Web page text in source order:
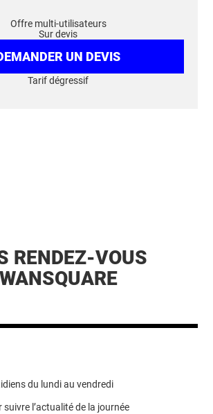
Offre multi-utilisateurs
Sur devis
UN DEVIS
Tarif dégressif
RENDEZ-VOUS
WANSQUARE
du lundi au vendredi
l’actualité de la journée